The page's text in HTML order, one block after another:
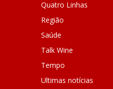
Quatro Linhas
Região
Saúde
Talk Wine
Tempo
Ultimas notícias